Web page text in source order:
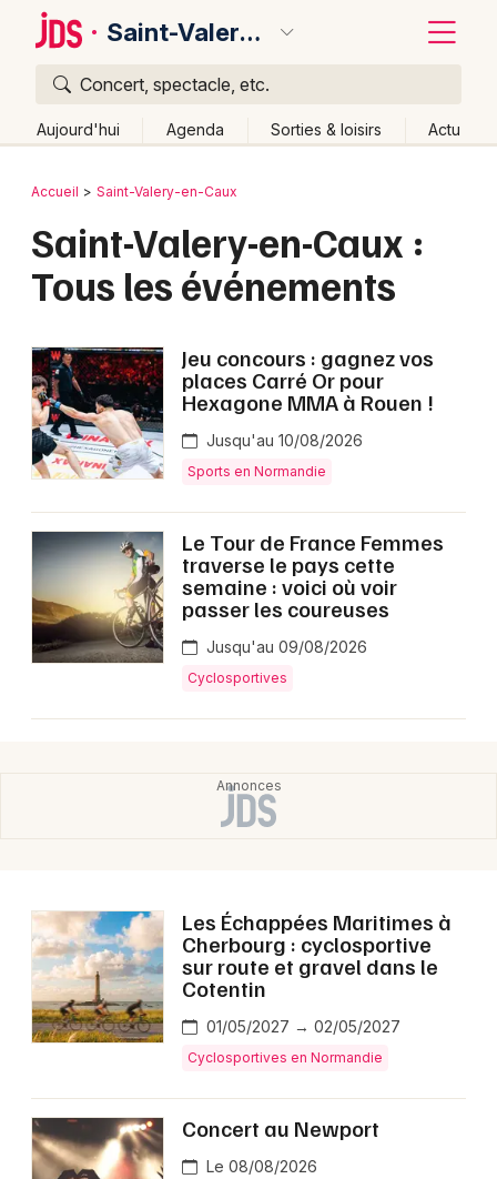
Saint-Valery-en-Caux
Concert, spectacle, etc.
Aujourd'hui Agenda Sorties & loisirs Actu
Publier un événement
Activité & Expérience
Manifestations
Spectacles
Concerts
Sports
Agenda en Haute-Normandie
Agenda en Normandie
Newsletter des sorties
Artistes en tournée
Bordeaux
Colmar
Lyon
Marseille
Mulhouse
Montpellier
Nantes
Nice
Paris
Retour
Accueil Saint-Valery-en-Caux
Saint-Valery-en-Caux :
Tous les événements
Jeu concours : gagnez vos
places Carré Or pour
Hexagone MMA à Rouen !
Jusqu'au 10/08/2026
Sports en Normandie
Le Tour de France Femmes
traverse le pays cette
semaine : voici où voir
passer les coureuses
Jusqu'au 09/08/2026
Cyclosportives
Les Échappées Maritimes à
Cherbourg : cyclosportive
sur route et gravel dans le
Cotentin
01/05/2027 → 02/05/2027
Cyclosportives en Normandie
Concert au Newport
Le 08/08/2026
Quoi ?
Où ?
Haute-Normandie
Partout
Près de moi
Changer de lieu
Aujourd'hui
Demain Ce week-end Autre